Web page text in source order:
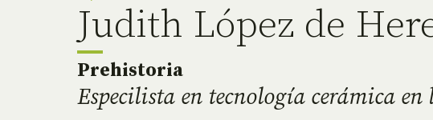
Judith López de
Prehistoria
Especilista en tecnología cerámica